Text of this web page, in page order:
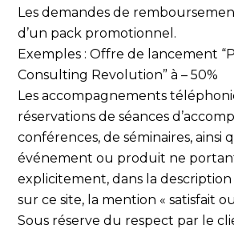
Les demandes de
d’un pack promotionnel.
Exemples : Offre de lancement
Consulting Revolution” à – 50%
Les accompagnements
réservations de séances
conférences, de séminaires, ainsi
événement ou produit ne
explicitement, dans la
sur ce site, la mention « satisfait
Sous réserve du respect par le